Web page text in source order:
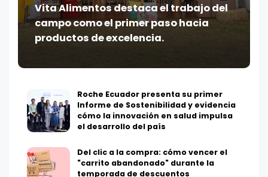
Vita Alimentos destaca el trabajo del
campo como el primer paso hacia
productos de excelencia.
Roche Ecuador presenta su primer
Informe de Sostenibilidad y evidencia
cómo la innovación en salud impulsa
el desarrollo del país
Del clic a la compra: cómo vencer el
"carrito abandonado" durante la
temporada de descuentos